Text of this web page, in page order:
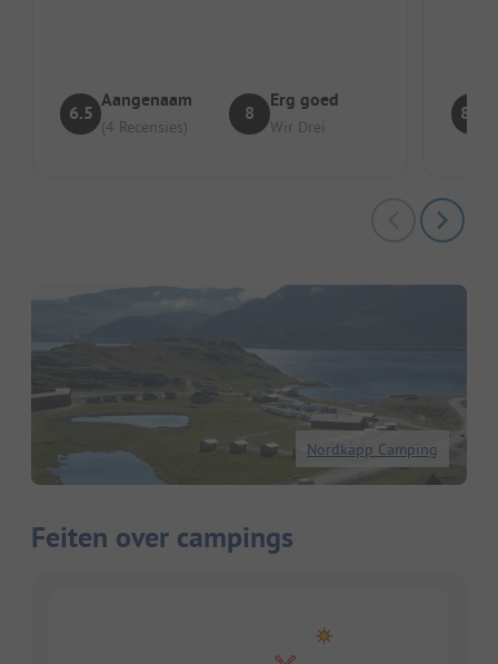
6.5
Aangenaam
(4 Recensies)
8
Erg goed
Wir Drei
8.7
Nordkapp Camping
Feiten over campings